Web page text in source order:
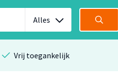
Alles
Vrij toegankelijk